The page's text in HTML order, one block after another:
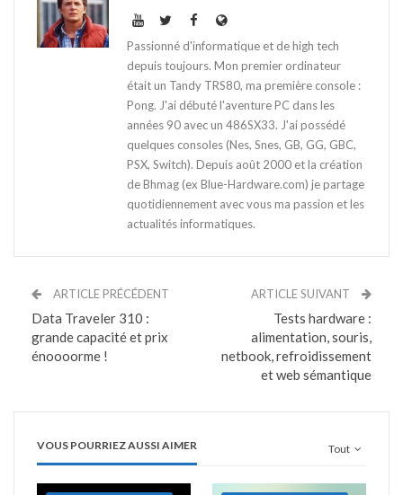
Passionné d'informatique et de high tech
depuis toujours. Mon premier ordinateur
était un Tandy TRS80, ma première console :
Pong. J'ai débuté l'aventure PC dans les
années 90 avec un 486SX33. J'ai possédé
quelques consoles (Nes, Snes, GB, GG, GBC,
PSX, Switch). Depuis août 2000 et la création
de Bhmag (ex Blue-Hardware.com) je partage
quotidiennement avec vous ma passion et les
actualités informatiques.
ARTICLE PRÉCÉDENT
Data Traveler 310 :
grande capacité et prix
énoooorme !
ARTICLE SUIVANT
Tests hardware :
alimentation, souris,
netbook, refroidissement
et web sémantique
Tout
VOUS POURRIEZ AUSSI AIMER